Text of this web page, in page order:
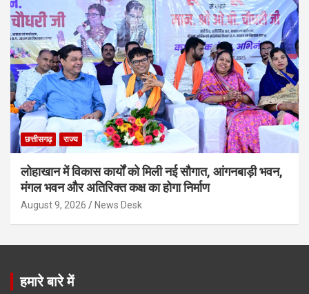
छत्तीसगढ़ राज्य
लोहाखान में विकास कार्यों को मिली नई सौगात, आंगनबाड़ी भवन,
मंगल भवन और अतिरिक्त कक्ष का होगा निर्माण
August 9, 2026 News Desk
हमारे बारे में